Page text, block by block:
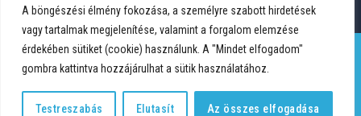
A böngészési élmény fokozása, a személyre szabott hirdetések
vagy tartalmak megjelenítése, valamint a forgalom elemzése
érdekében sütiket (cookie) használunk. A "Mindet elfogadom"
gombra kattintva hozzájárulhat a sütik használatához.
Testreszabás Elutasít Az összes elfogadása